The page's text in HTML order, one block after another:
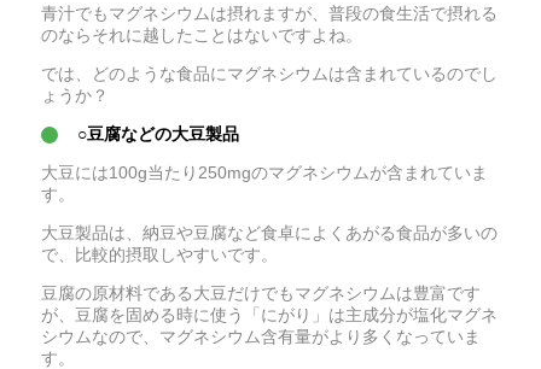
青汁でもマグネシウムは摂れますが、普段の食生活で摂れる
のならそれに越したことはないですよね。
では、どのような食品にマグネシウムは含まれているのでし
ょうか？
○豆腐などの大豆製品
大豆には100g当たり250mgのマグネシウムが含まれていま
す。
大豆製品は、納豆や豆腐など食卓によくあがる食品が多いの
で、比較的摂取しやすいです。
豆腐の原材料である大豆だけでもマグネシウムは豊富です
が、豆腐を固める時に使う「にがり」は主成分が塩化マグネ
シウムなので、マグネシウム含有量がより多くなっていま
す。